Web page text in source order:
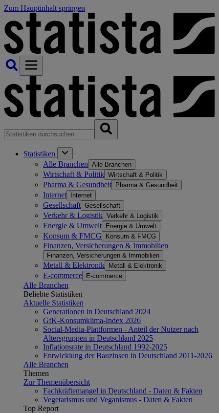
Zum Hauptinhalt springen
Statistiken
Alle Branchen Alle Branchen
Wirtschaft & Politik Wirtschaft & Politik
Pharma & Gesundheit Pharma & Gesundheit
Internet Internet
Gesellschaft Gesellschaft
Verkehr & Logistik Verkehr & Logistik
Energie & Umwelt Energie & Umwelt
Konsum & FMCG Konsum & FMCG
Finanzen, Versicherungen & Immobilien
Finanzen, Versicherungen & Immobilien
Metall & Elektronik Metall & Elektronik
E-commerce E-commerce
Alle Branchen
Beliebte Statistiken
Aktuelle Statistiken
Generationen in Deutschland 2024
GfK-Konsumklima-Index 2026
Social-Media-Plattformen - Anteil der Nutzer nach
Altersgruppen in Deutschland 2025
Inflationsrate in Deutschland 1992-2025
Entwicklung der Bauzinsen in Deutschland 2011-2026
Alle Branchen
Themen
Zur Themenübersicht
Fachkräftemangel in Deutschland - Daten & Fakten
Vegetarismus und Veganismus - Daten & Fakten
Top Report